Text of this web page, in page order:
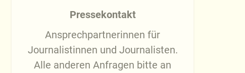
Pressekontakt
Ansprechpartnerinnen für
Journalistinnen und Journalisten.
Alle anderen Anfragen bitte an